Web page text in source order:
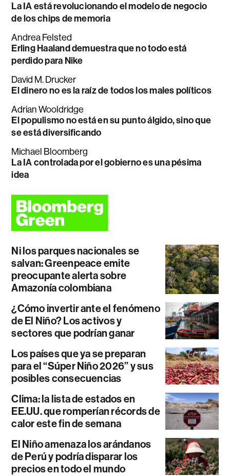
La IA está revolucionando el modelo de negocio
de los chips de memoria
Andrea Felsted
Erling Haaland demuestra que no todo está
perdido para Nike
David M. Drucker
El dinero no es la raíz de todos los males políticos
Adrian Wooldridge
El populismo no está en su punto álgido, sino que
se está diversificando
Michael Bloomberg
La IA controlada por el gobierno es una pésima
idea
Ni los parques nacionales se
salvan: Greenpeace emite
preocupante alerta sobre
Amazonía colombiana
¿Cómo invertir ante el fenómeno
de El Niño? Los activos y
sectores que podrían ganar
Los países que ya se preparan
para el “Súper Niño 2026” y sus
posibles consecuencias
Clima: la lista de estados en
EE.UU. que romperían récords de
calor este fin de semana
El Niño amenaza los arándanos
de Perú y podría disparar los
precios en todo el mundo